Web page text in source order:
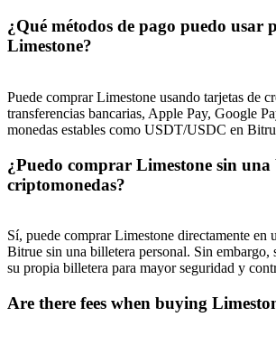
Precious Metals Trading Carnival
Trade Gold & Silver · 33,333 USDT
USDT New User Exclusive 10% APR
USDT Flexible Staking | Daily Rewards
BTC New User Exclusive: 6.5% APR
BTC Flexible Staking | Daily Rewards
¿Qué métodos de pago puedo usar
Limestone?
Puede comprar Limestone usando tarjetas de
transferencias bancarias, Apple Pay, Google
monedas estables como USDT/USDC en
¿Puedo comprar Limestone sin una
criptomonedas?
Sí, puede comprar Limestone directamente en
Bitrue sin una billetera personal. Sin embargo,
su propia billetera para mayor seguridad y
Are there fees when buying